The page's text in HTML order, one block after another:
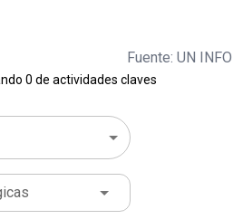
Fuente: UN INFO
0 de actividades claves